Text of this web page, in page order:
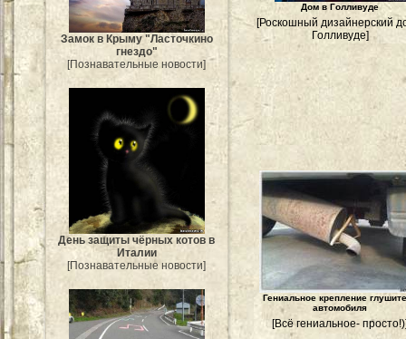
Замок в Крыму "Ласточкино
гнездо"
[Познавательные новости]
День защиты чёрных котов в
Италии
[Познавательные новости]
Дом в Голливуде
[Роскошный дизайнерский
Голливуде]
Гениальное крепление
автомобиля
[Всё гениальное-